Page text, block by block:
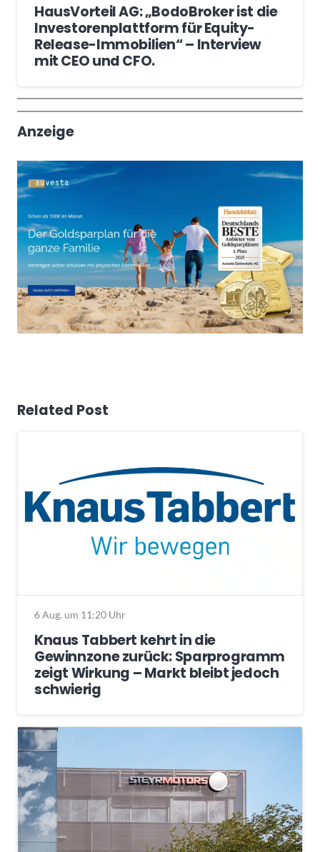
HausVorteil AG: „BodoBroker ist die
Investorenplattform für Equity-
Release-Immobilien“ – Interview
mit CEO und CFO.
Wochenrückblick
Trendthemen
Anzeige
Related Post
6 Aug. um 11:20 Uhr
Knaus Tabbert kehrt in die
Gewinnzone zurück: Sparprogramm
zeigt Wirkung – Markt bleibt jedoch
schwierig